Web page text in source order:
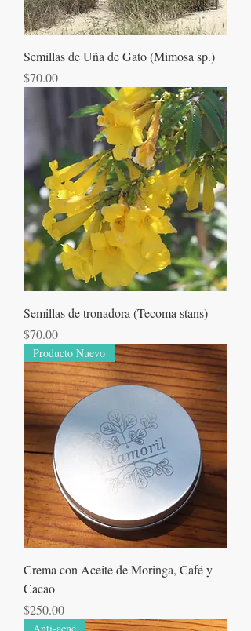
Semillas de Uña de Gato (Mimosa sp.)
Precio
$70.00
Semillas de tronadora (Tecoma stans)
Precio
$70.00
Producto Nuevo
Crema con Aceite de Moringa, Café y
Cacao
Precio
$250.00